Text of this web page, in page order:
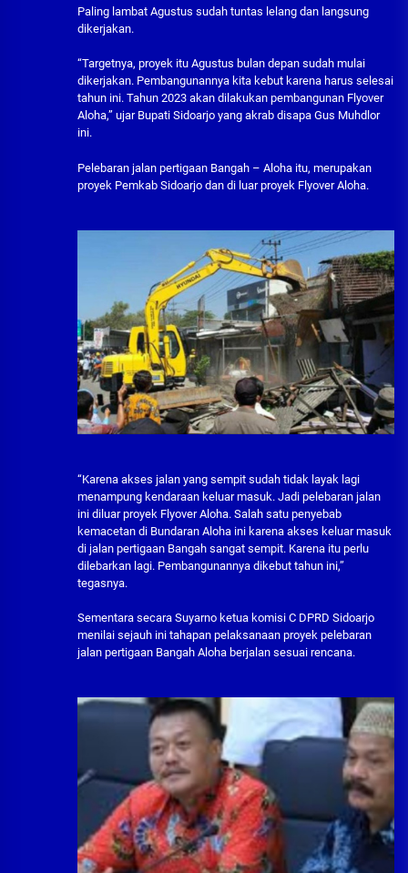
Paling lambat Agustus sudah tuntas lelang dan langsung
dikerjakan.
“Targetnya, proyek itu Agustus bulan depan sudah mulai
dikerjakan. Pembangunannya kita kebut karena harus selesai
tahun ini. Tahun 2023 akan dilakukan pembangunan Flyover
Aloha,” ujar Bupati Sidoarjo yang akrab disapa Gus Muhdlor
ini.
Pelebaran jalan pertigaan Bangah – Aloha itu, merupakan
proyek Pemkab Sidoarjo dan di luar proyek Flyover Aloha.
“Karena akses jalan yang sempit sudah tidak layak lagi
menampung kendaraan keluar masuk. Jadi pelebaran jalan
ini diluar proyek Flyover Aloha. Salah satu penyebab
kemacetan di Bundaran Aloha ini karena akses keluar masuk
di jalan pertigaan Bangah sangat sempit. Karena itu perlu
dilebarkan lagi. Pembangunannya dikebut tahun ini,”
tegasnya.
Sementara secara Suyarno ketua komisi C DPRD Sidoarjo
menilai sejauh ini tahapan pelaksanaan proyek pelebaran
jalan pertigaan Bangah Aloha berjalan sesuai rencana.